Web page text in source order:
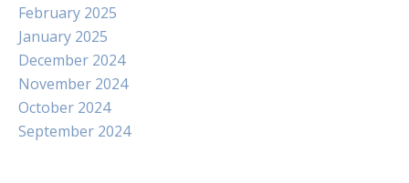
February 2025
January 2025
December 2024
November 2024
October 2024
September 2024